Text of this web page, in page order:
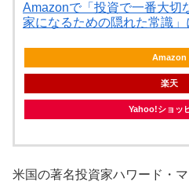
Amazonで「投資で一番大
家になるための隠れた常識
Amazon
楽天
Yahoo!ショッ
米国の著名投資家ハワード・